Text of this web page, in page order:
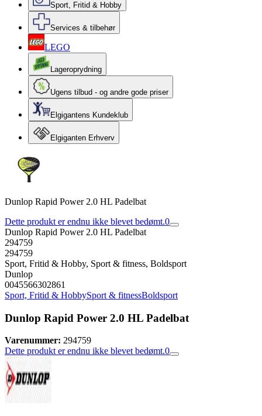
Sport, Fritid & Hobby
Services & tilbehør
LEGO
Lageroprydning
Ugens tilbud - og andre gode priser
Elgigantens Kundeklub
Elgiganten Erhverv
Dunlop Rapid Power 2.0 HL Padelbat
Dette produkt er endnu ikke blevet bedømt.0
Dunlop Rapid Power 2.0 HL Padelbat
294759
294759
Sport, Fritid & Hobby, Sport & fitness, Boldsport
Dunlop
0045566302861
Sport, Fritid & HobbySport & fitnessBoldsport
Dunlop Rapid Power 2.0 HL Padelbat
Varenummer: 294759
Dette produkt er endnu ikke blevet bedømt.0